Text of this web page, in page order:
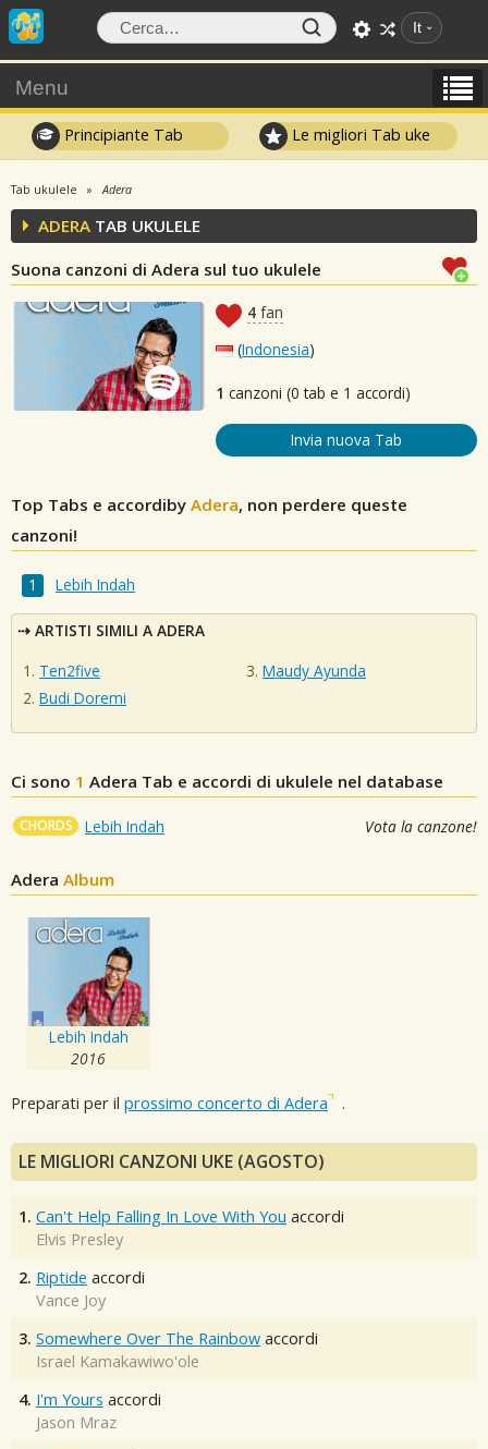
It
Menu
Principiante Tab Le migliori Tab uke
Tab ukulele Adera
ADERA TAB UKULELE
Suona canzoni di Adera sul tuo ukulele
4 fan
(Indonesia)
1 canzoni (0 tab e 1 accordi)
Invia nuova Tab
Top Tabs e accordiby Adera, non perdere queste
canzoni!
Lebih Indah
ARTISTI SIMILI A ADERA
Ten2five
Budi Doremi
Maudy Ayunda
Ci sono 1 Adera Tab e accordi di ukulele nel database
CHORDS Lebih Indah Vota la canzone!
Adera Album
Lebih Indah
2016
Preparati per il prossimo concerto di Adera .
LE MIGLIORI CANZONI UKE (AGOSTO)
1. Can't Help Falling In Love With You accordi
Elvis Presley
2. Riptide accordi
Vance Joy
3. Somewhere Over The Rainbow accordi
Israel Kamakawiwo'ole
4. I'm Yours accordi
Jason Mraz